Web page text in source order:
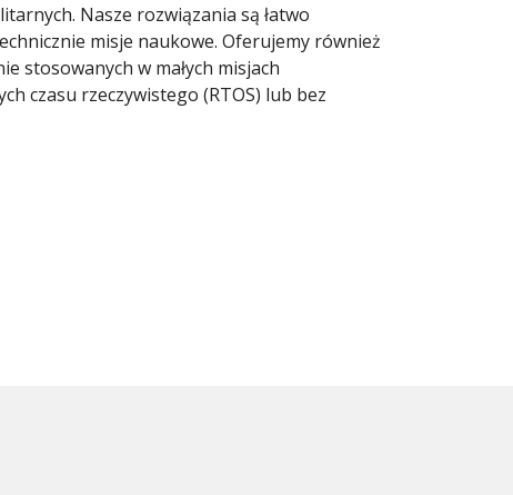
Nasze rozwiązania są łatwo
misje naukowe. Oferujemy również
stosowanych w małych misjach
czasu rzeczywistego (RTOS) lub bez